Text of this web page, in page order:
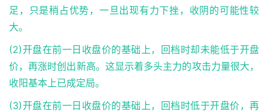
足，只是稍占优势，一旦出现有力下挫，收阴的可能性较
大。
(2)开盘在前一日收盘价的基础上，回档时却未能低于开盘
价，再涨时创出新高。这显示着多头主力的攻击力量很大，
收阳基本上已成定局。
(3)开盘在前一日收盘价的基础上，回档时低于开盘价，再